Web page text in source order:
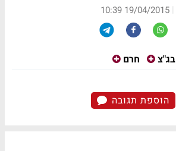
|
19/04/2015 10:39
בג"צ חרם
הוספת תגובה